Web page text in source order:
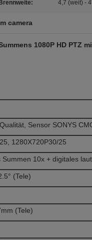
Brennweite: 4,7 (weit) -
camera
1080P HD PTZ
Sensor SONYS
1280X720P30/25
Summen 10x + digitales
(Tele)
(Tele)